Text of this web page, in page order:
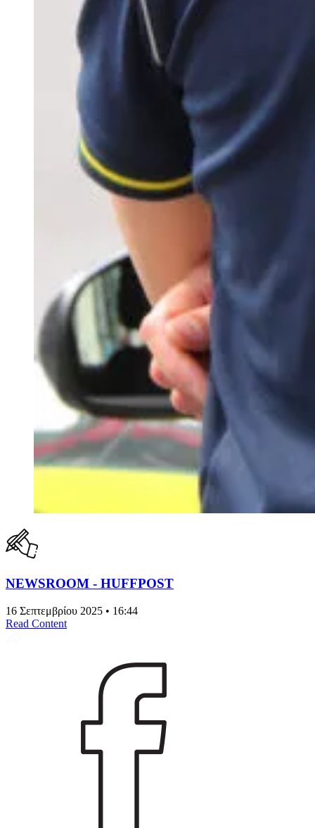
NEWSROOM - HUFFPOST
16 Σεπτεμβρίου 2025 • 16:44
Read Content